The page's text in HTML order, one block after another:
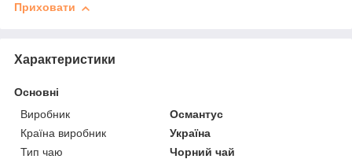
Приховати
Характеристики
Основні
Виробник
Османтус
Країна виробник
Україна
Тип чаю
Чорний чай